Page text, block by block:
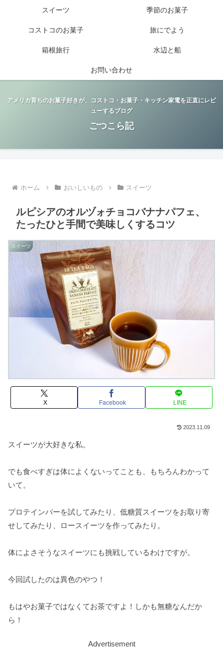
アメリカ育ちのお菓子好きが、コストコ・お菓子・キッチン家電を正直にレビ
ューするブログ
ごつこら記
スイーツ 季節のお菓子
コストコのお菓子 旅にでよう
箱根旅行 水辺と船
お問い合わせ
ホーム おいしいもの スイーツ
ルピシアのオルヅォチョコバナナパフェ、
たったひと手間で美味しくするコツ
スイーツ
X Facebook LINE
2023.11.09
スイーツが大好きな私。
でも食べすぎは体によくないってことも、もちろんわかって
いて。
プロテインバーを試してみたり、低糖質スイーツをお取り寄
せしてみたり、ロースイーツを作ってみたり。
体によさそうなスイーツにも挑戦しているわけですが。
今回試したのは異色のやつ！
もはやお菓子ではなくてお茶ですよ！しかも無糖なんだか
ら！
Advertisement